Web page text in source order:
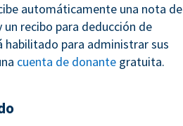
automáticamente una nota de
recibo para deducción de
habilitado para administrar sus
cuenta de donante gratuita.